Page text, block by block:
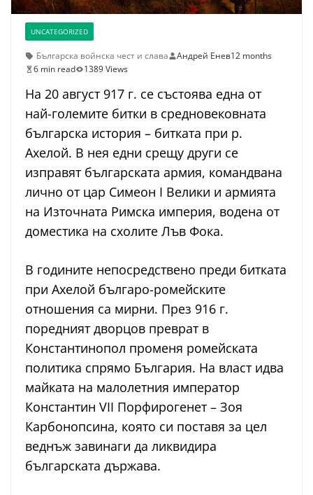
UNCATEGORIZED
Българска войнска чест и слава Андрей Енев12 months
6 min read
1389 Views
На 20 август 917 г. се състоява една от
най-големите битки в средновековната
българска история – битката при р.
Ахелой. В нея едни срещу други се
изправят българската армия, командвана
лично от цар Симеон I Велики и армията
на Източната Римска империя, водена от
доместика на схолите Лъв Фока.
В годините непосредствено преди битката
при Ахелой българо-ромейските
отношения са мирни. През 916 г.
поредният дворцов преврат в
Константинопол променя ромейската
политика спрямо България. На власт идва
майката на малолетния император
Константин VII Порфирогенет – Зоя
Карбонопсина, която си поставя за цел
веднъж завинаги да ликвидира
българската държава.